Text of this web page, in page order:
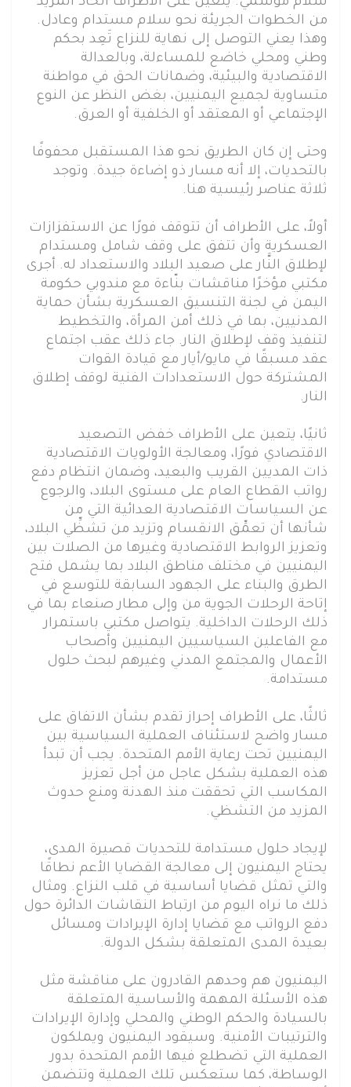
من الخطوات الجريئة نحو سلام مستدام وعادل.
وهذا يعني التوصل إلى نهاية للنزاع تَعِد بحكم
وطني ومحلي خاضع للمساءلة، وبالعدالة
الاقتصادية والبيئية، وضمانات الحق في مواطنة
متساوية لجميع اليمنيين، بغض النظر عن النوع
الإجتماعي أو المعتقد أو الخلفية أو العرق.
وحتى إن كان الطريق نحو هذا المستقبل محفوفًا
بالتحديات، إلا أنه مسار ذو إضاءة جيدة. وتوجد
ثلاثة عناصر رئيسية هنا.
أولاً، على الأطراف أن تتوقف فورًا عن الاستفزازات
العسكرية وأن تتفق على وقف شامل ومستدام
لإطلاق النَّار على صعيد البلاد والاستعداد له. أجرى
مكتبي مؤخرًا مناقشات بنّاءة مع مندوبي حكومة
اليمن في لجنة التنسيق العسكرية بشأن حماية
المدنيين، بما في ذلك أمن المرأة، والتخطيط
لتنفيذ وقف لإطلاق النار. جاء ذلك عقب اجتماع
عقد مسبقًا في مايو/أيار مع قيادة القوات
المشتركة حول الاستعدادات الفنية لوقف إطلاق
النار.
ثانيًا، يتعين على الأطراف خفض التصعيد
الاقتصادي فورًا، ومعالجة الأولويات الاقتصادية
ذات المديين القريب والبعيد، وضمان انتظام دفع
رواتب القطاع العام على مستوى البلاد، والرجوع
عن السياسات الاقتصادية العدائية التي من
شأنها أن تعمِّق الانقسام وتزيد من تشظِّي البلاد،
وتعزيز الروابط الاقتصادية وغيرها من الصلات بين
اليمنيين في مختلف مناطق البلاد بما يشمل فتح
الطرق والبناء على الجهود السابقة للتوسع في
إتاحة الرحلات الجوية من وإلى مطار صنعاء بما في
ذلك الرحلات الداخلية. يتواصل مكتبي باستمرار
مع الفاعلين السياسيين اليمنيين وأصحاب
الأعمال والمجتمع المدني وغيرهم لبحث حلول
مستدامة.
ثالثًا، على الأطراف إحراز تقدم بشأن الاتفاق على
مسار واضح لاستئناف العملية السياسية بين
اليمنيين تحت رعاية الأمم المتحدة. يجب أن تبدأ
هذه العملية بشكل عاجل من أجل تعزيز
المكاسب التي تحققت منذ الهدنة ومنع حدوث
المزيد من التشظي.
لإيجاد حلول مستدامة للتحديات قصيرة المدى،
يحتاج اليمنيون إلى معالجة القضايا الأعم نطاقًا
والتي تمثل قضايا أساسية في قلب النزاع. ومثال
ذلك ما نراه اليوم من ارتباط النقاشات الدائرة حول
دفع الرواتب مع قضايا إدارة الإيرادات ومسائل
بعيدة المدى المتعلقة بشكل الدولة.
اليمنيون هم وحدهم القادرون على مناقشة مثل
هذه الأسئلة المهمة والأساسية المتعلقة
بالسيادة والحكم الوطني والمحلي وإدارة الإيرادات
والترتيبات الأمنية. وسيقود اليمنيون ويملكون
العملية التي تضطلع فيها الأمم المتحدة بدور
الوساطة، كما ستعكس تلك العملية وتتضمن